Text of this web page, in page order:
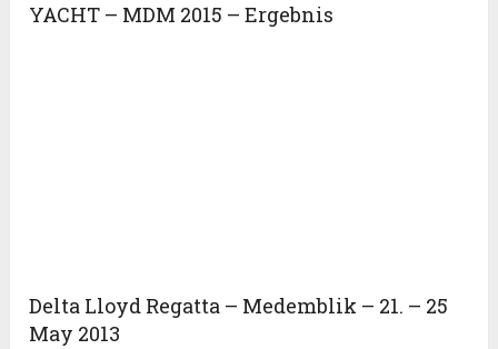
YACHT – MDM 2015 – Ergebnis
Delta Lloyd Regatta – Medemblik – 21. – 25
May 2013